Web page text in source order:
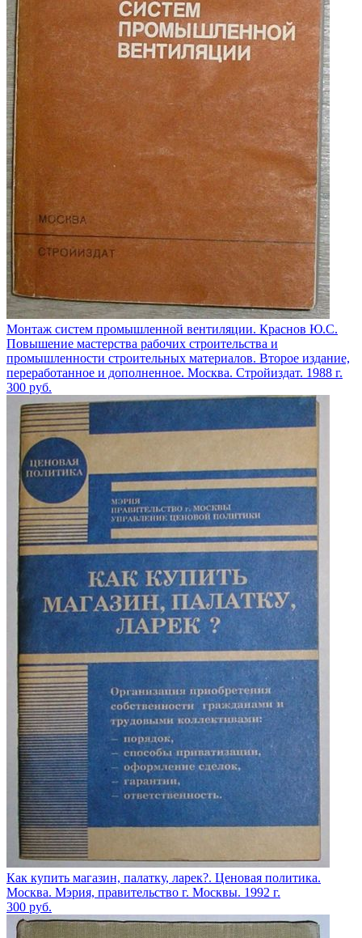
Монтаж систем промышленной вентиляции. Краснов Ю.С.
Повышение мастерства рабочих строительства и
промышленности строительных материалов. Второе издание,
переработанное и дополненное. Москва. Стройиздат. 1988 г.
300 руб.
Как купить магазин, палатку, ларек?. Ценовая политика.
Москва. Мэрия, правительство г. Москвы. 1992 г.
300 руб.